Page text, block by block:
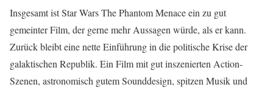
Insgesamt ist Star Wars The Phantom Menace ein zu gut
gemeinter Film, der gerne mehr Aussagen würde, als er kann.
Zurück bleibt eine nette Einführung in die politische Krise der
galaktischen Republik. Ein Film mit gut inszenierten Action-
Szenen, astronomisch gutem Sounddesign, spitzen Musik und